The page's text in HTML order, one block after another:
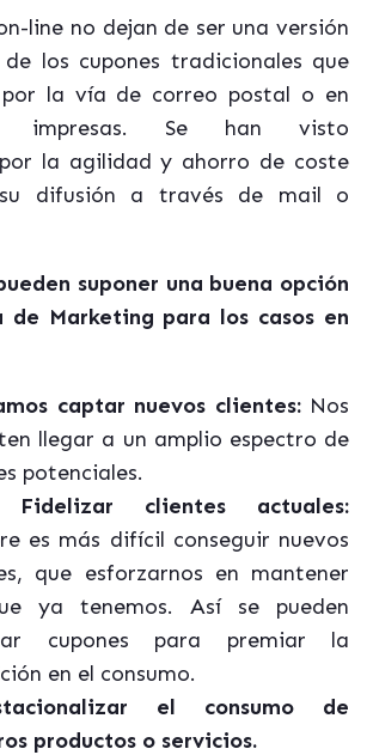
line no dejan de ser una versión
los cupones tradicionales que
por la vía de correo postal o en
impresas. Se han visto
la agilidad y ahorro de coste
difusión a través de mail o
suponer una buena opción
de Marketing para los casos en
captar nuevos clientes:Nos
llegar a un amplio espectro de
potenciales.
Fidelizar clientes actuales:
es más difícil conseguir nuevos
que esforzarnos en mantener
ya tenemos. Así se pueden
cupones para premiar la
en el consumo.
el consumo de
productos o servicios.